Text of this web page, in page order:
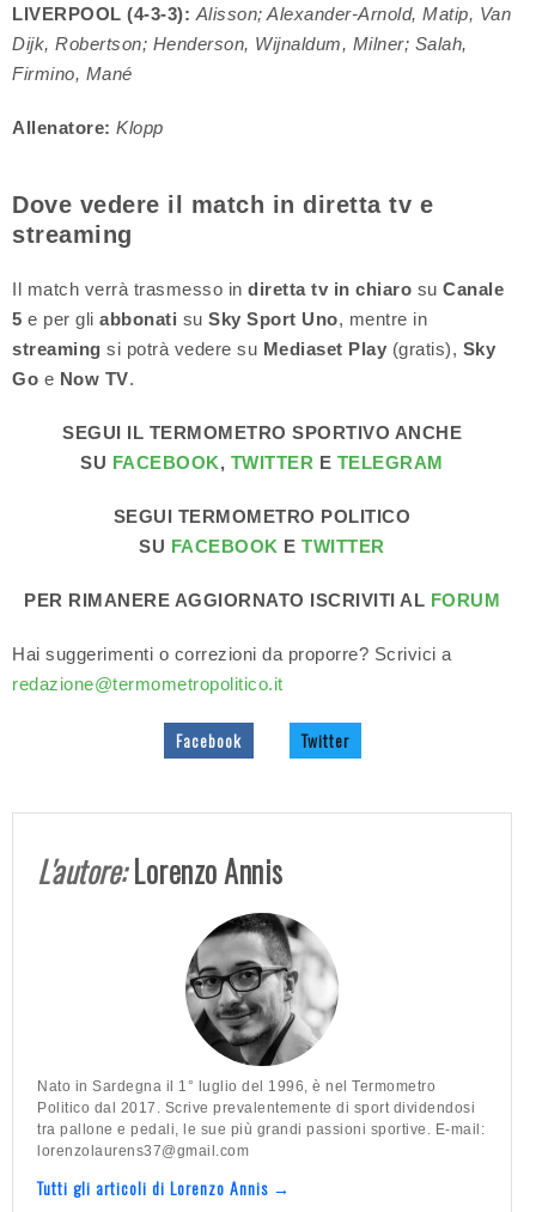
LIVERPOOL (4-3-3): Alisson; Alexander-Arnold, Matip, Van
Dijk, Robertson; Henderson, Wijnaldum, Milner; Salah,
Firmino, Mané
Allenatore: Klopp
Dove vedere il match in diretta tv e
streaming
Il match verrà trasmesso in diretta tv in chiaro su Canale
5 e per gli abbonati su Sky Sport Uno, mentre in
streaming si potrà vedere su Mediaset Play (gratis), Sky
Go e Now TV.
SEGUI IL TERMOMETRO SPORTIVO ANCHE
SU FACEBOOK, TWITTER E TELEGRAM
SEGUI TERMOMETRO POLITICO
SU FACEBOOK ETWITTER
PER RIMANERE AGGIORNATO ISCRIVITI AL FORUM
Hai suggerimenti o correzioni da proporre? Scrivici a
redazione@termometropolitico.it
Facebook Twitter
L'autore:Lorenzo Annis
Nato in Sardegna il 1° luglio del 1996, è nel Termometro
Politico dal 2017. Scrive prevalentemente di sport dividendosi
tra pallone e pedali, le sue più grandi passioni sportive. E-mail:
lorenzolaurens37@gmail.com
Tutti gli articoli di Lorenzo Annis →